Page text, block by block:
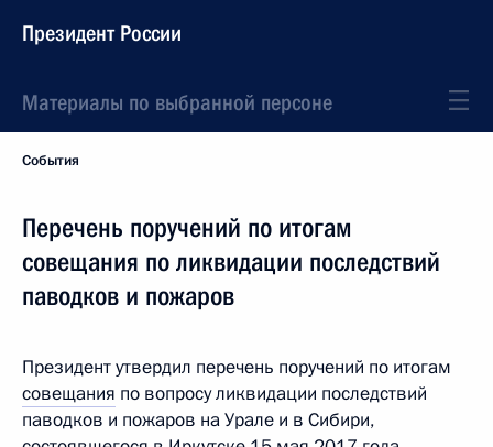
Президент России
Материалы по выбранной персоне
События
Перечень поручений по итогам
совещания по ликвидации последствий
паводков и пожаров
Президент утвердил перечень поручений по итогам
совещания по вопросу ликвидации последствий
паводков и пожаров на Урале и в Сибири,